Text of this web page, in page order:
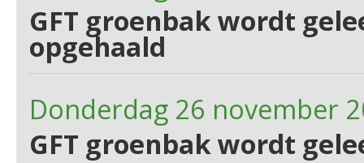
GFT groenbak wordt
opgehaald
Donderdag 26 november
GFT groenbak wordt